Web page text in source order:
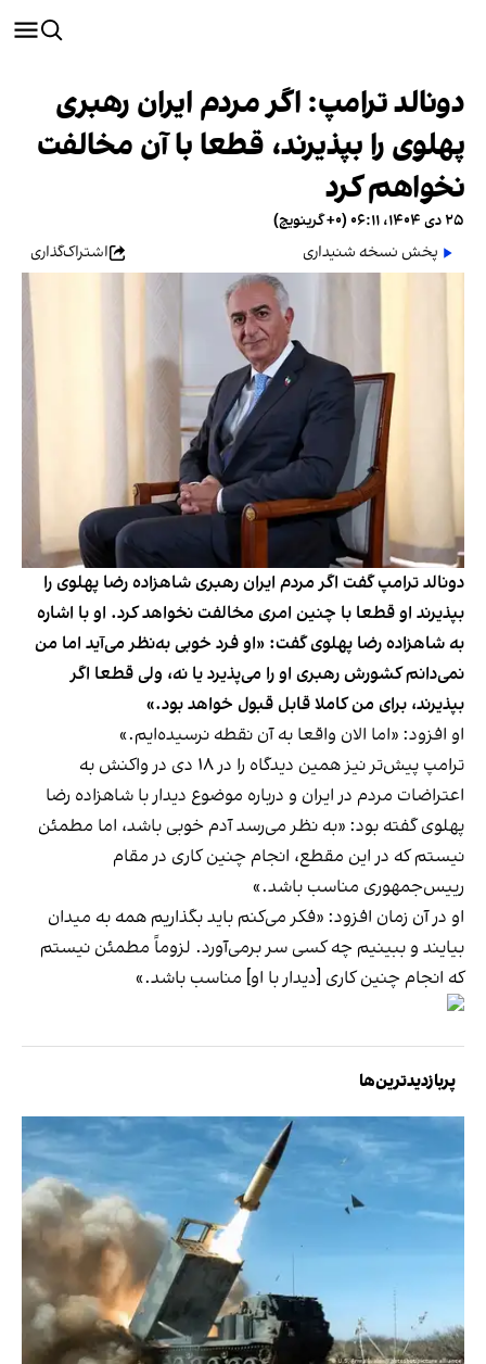
دونالد ترامپ: اگر مردم ایران رهبری
پهلوی را بپذیرند، قطعا با آن مخالفت
نخواهم کرد
۲۵ دی ۱۴۰۴، ۰۶:۱۱ (‎+۰ گرینویچ)
پخش نسخه شنیداری
اشتراک‌گذاری
دونالد ترامپ گفت اگر مردم ایران رهبری شاهزاده رضا پهلوی را
بپذیرند او قطعا با چنین امری مخالفت نخواهد کرد. او با اشاره
به شاهزاده رضا پهلوی گفت: «او فرد خوبی به‌نظر می‌آید اما من
نمی‌دانم کشورش رهبری او را می‌پذیرد یا نه، ولی قطعا اگر
بپذیرند، برای من کاملا قابل قبول خواهد بود.»
او افزود: «اما الان واقعا به آن نقطه نرسیده‌ایم.»
ترامپ پیش‌تر نیز همین دیدگاه را در ۱۸ دی در واکنش به
اعتراضات مردم در ایران و درباره موضوع دیدار با شاهزاده رضا
پهلوی گفته بود: «به نظر می‌رسد آدم خوبی باشد، اما مطمئن
نیستم که در این مقطع، انجام چنین کاری در مقام
رییس‌جمهوری مناسب باشد.»
او در آن زمان افزود: «فکر می‌کنم باید بگذاریم همه به میدان
بیایند و ببینیم چه کسی سر برمی‌آورد. لزوماً مطمئن نیستم
که انجام چنین کاری [دیدار با او] مناسب باشد.»
پربازدیدترین‌ها